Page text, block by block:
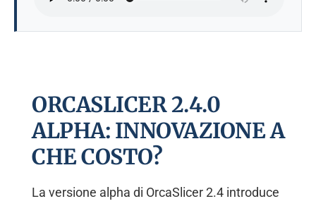
ORCASLICER 2.4.0
ALPHA: INNOVAZIONE A
CHE COSTO?
La versione alpha di OrcaSlicer 2.4 introduce